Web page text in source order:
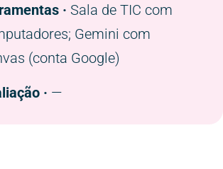
· Sala de TIC com
Gemini com
(conta Google)
· —